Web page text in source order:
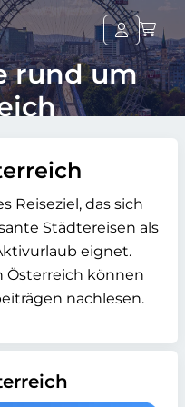
rund um
Reiseziel, das sich
Städtereisen als
eignet.
Österreich können
nachlesen.